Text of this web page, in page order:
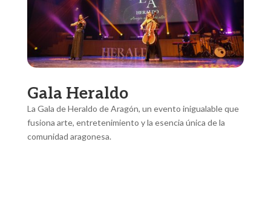
Gala Heraldo
La Gala de Heraldo de Aragón, un evento inigualable que
fusiona arte, entretenimiento y la esencia única de la
comunidad aragonesa.